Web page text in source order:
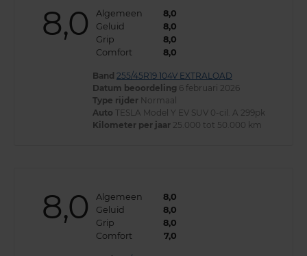
8,0 Algemeen
8,0
Geluid
8,0
Grip
8,0
Comfort
8,0
Band 255/45R19 104V EXTRALOAD
Datum beoordeling 6 februari 2026
Type rijder Normaal
Auto TESLA Model Y EV SUV 0-cil. A 299pk
Kilometer per jaar 25.000 tot 50.000 km
8,0 Algemeen
8,0
Geluid
8,0
Grip
8,0
Comfort
7,0